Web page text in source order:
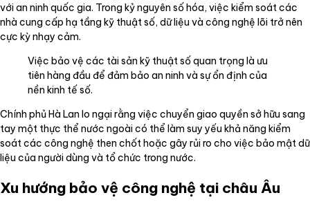
với an ninh quốc gia. Trong kỷ nguyên số hóa, việc kiểm soát các
nhà cung cấp hạ tầng kỹ thuật số, dữ liệu và công nghệ lõi trở nên
cực kỳ nhạy cảm.
Việc bảo vệ các tài sản kỹ thuật số quan trọng là ưu
tiên hàng đầu để đảm bảo an ninh và sự ổn định của
nền kinh tế số.
Chính phủ Hà Lan lo ngại rằng việc chuyển giao quyền sở hữu sang
tay một thực thể nước ngoài có thể làm suy yếu khả năng kiểm
soát các công nghệ then chốt hoặc gây rủi ro cho việc bảo mật dữ
liệu của người dùng và tổ chức trong nước.
Xu hướng bảo vệ công nghệ tại châu Âu